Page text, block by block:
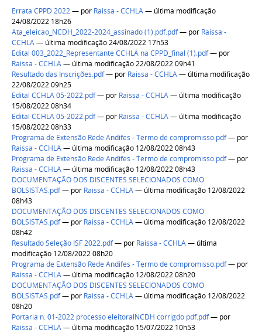
Errata CPPD 2022— por Raissa - CCHLA— última modificação
24/08/2022 18h26
Ata_eleicao_NCDH_2022-2024_assinado (1).pdf.pdf— por Raissa -
CCHLA— última modificação 24/08/2022 17h53
Edital 003_2022_Representante CCHLA na CPPD_final (1).pdf— por
Raissa - CCHLA— última modificação 22/08/2022 09h41
Resultado das Inscrições.pdf— por Raissa - CCHLA— última modificação
22/08/2022 09h25
Edital CCHLA 05-2022.pdf— por Raissa - CCHLA— última modificação
15/08/2022 08h34
Edital CCHLA 05-2022.pdf— por Raissa - CCHLA— última modificação
15/08/2022 08h33
Programa de Extensão Rede Andifes - Termo de compromisso.pdf— por
Raissa - CCHLA— última modificação 12/08/2022 08h43
Programa de Extensão Rede Andifes - Termo de compromisso.pdf— por
Raissa - CCHLA— última modificação 12/08/2022 08h43
DOCUMENTAÇÃO DOS DISCENTES SELECIONADOS COMO
BOLSISTAS.pdf— por Raissa - CCHLA— última modificação 12/08/2022
08h43
DOCUMENTAÇÃO DOS DISCENTES SELECIONADOS COMO
BOLSISTAS.pdf— por Raissa - CCHLA— última modificação 12/08/2022
08h42
Resultado Seleção ISF 2022.pdf— por Raissa - CCHLA— última
modificação 12/08/2022 08h20
Programa de Extensão Rede Andifes - Termo de compromisso.pdf— por
Raissa - CCHLA— última modificação 12/08/2022 08h20
DOCUMENTAÇÃO DOS DISCENTES SELECIONADOS COMO
BOLSISTAS.pdf— por Raissa - CCHLA— última modificação 12/08/2022
08h20
Portaria n. 01-2022 processo eleitoralNCDH corrigdo pdf.pdf— por
Raissa - CCHLA— última modificação 15/07/2022 10h53